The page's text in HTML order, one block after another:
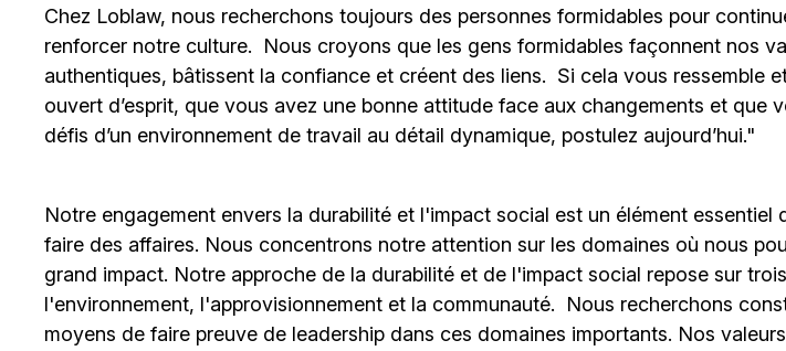
Chez Loblaw, nous recherchons toujours des personnes formidables pour
renforcer notre culture. Nous croyons que les gens formidables façonnent nos
authentiques, bâtissent la confiance et créent des liens. Si cela vous ressemble
ouvert d’esprit, que vous avez une bonne attitude face aux changements et que
défis d’un environnement de travail au détail dynamique, postulez aujourd’hui."
Notre engagement envers la durabilité et l'impact social est un élément essentiel
faire des affaires. Nous concentrons notre attention sur les domaines où nous
grand impact. Notre approche de la durabilité et de l'impact social repose sur
l'environnement, l'approvisionnement et la communauté.
Nous recherchons
moyens de faire preuve de leadership dans ces domaines importants. Nos